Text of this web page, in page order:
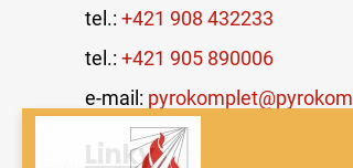
tel.:+421 908 432233
tel.:+421 905 890006
e-mail:
Linky